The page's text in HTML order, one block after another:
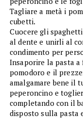
Tagliare a metà i
cubetti.
Cuocere gli
al dente e unirli al
condimento per
Insaporire la pasta
pomodoro e il
amalgamare bene il
peperoncino e
completando con il
disposto sulla pasta